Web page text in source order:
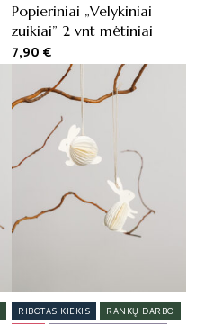
Popieriniai „Velykiniai
zuikiai” 2 vnt mėtiniai
7,90€
RIBOTAS KIEKIS
RANKŲ DARBO